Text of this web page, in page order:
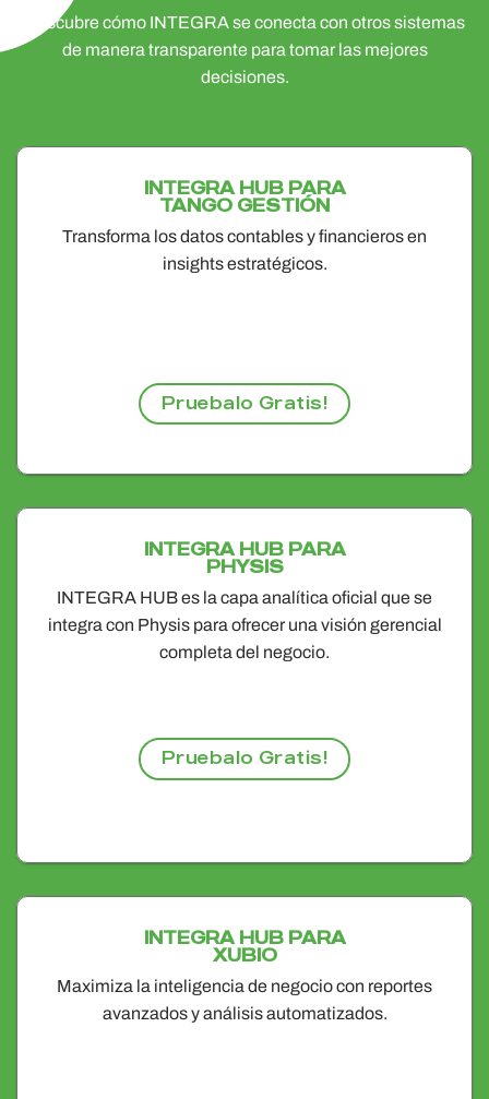
Descubre cómo INTEGRA se conecta con otros sistemas
de manera transparente para tomar las mejores
decisiones.
INTEGRA HUB PARA
TANGO GESTIÓN
Transforma los datos contables y financieros en
insights estratégicos.
Pruebalo Gratis!
INTEGRA HUB PARA
PHYSIS
INTEGRA HUB es la capa analítica oficial que se
integra con Physis para ofrecer una visión gerencial
completa del negocio.
Pruebalo Gratis!
INTEGRA HUB PARA
XUBIO
Maximiza la inteligencia de negocio con reportes
avanzados y análisis automatizados.